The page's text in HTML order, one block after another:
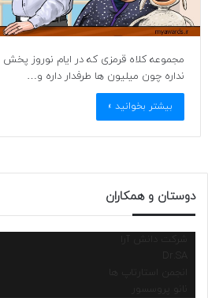
مجموعه کلاه قرمزی که در ایام نوروز پخش
نداره چون میلیون ها طرفدار داره و…
بیشتر بخوانید »
دوستان و همکاران
شرکت دانش آرا
انجمن استارتاپ ها
نانو پروسسور